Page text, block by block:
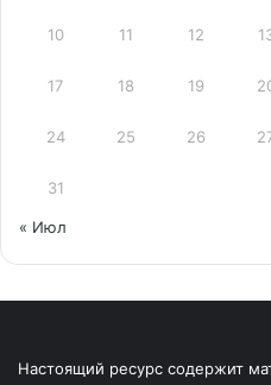
10 11 12
17 18 19
24 25 26
31
« Июл
Настоящий ресурс содержит